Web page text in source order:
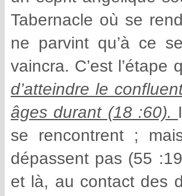
Tabernacle où se
ne parvint qu’à ce
vaincra. C’est
d’atteindre le
âges durant (18 :60).
se rencontrent ;
dépassent pas (55
et là, au contact des